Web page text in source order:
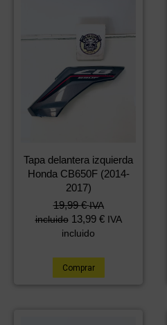
Tapa delantera izquierda
Honda CB650F (2014-
2017)
19,99€ IVA
incluido 13,99 € IVA
incluido
Comprar